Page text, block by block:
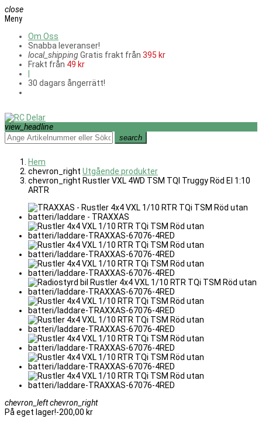
close
Meny
Om Oss
Snabba leveranser!
local_shippingGratis frakt från 395 kr
Frakt från 49 kr
30 dagars ångerrätt!
view_headline
search
Hem
chevron_right Utgående produkter
chevron_right Rustler VXL 4WD TSM TQI Truggy Röd El 1:10
ARTR
chevron_leftchevron_right
På eget lager!-200,00 kr